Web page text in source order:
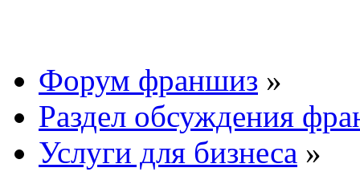
Форум франшиз »
Раздел обсуждения
Услуги для бизнеса »